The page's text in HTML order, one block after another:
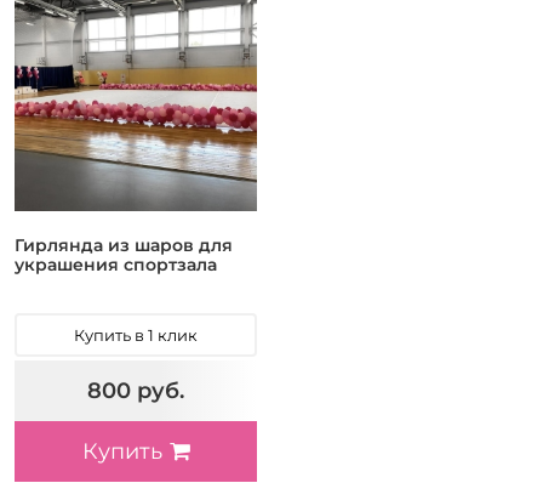
Гирлянда из шаров для
украшения спортзала
Купить в 1 клик
800 руб.
Купить